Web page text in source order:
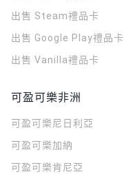
出售 Steam禮品卡
出售 Google Play禮品卡
出售 Vanilla禮品卡
可盈可樂非洲
可盈可樂 尼日利亞
可盈可樂加納
可盈可樂肯尼亞